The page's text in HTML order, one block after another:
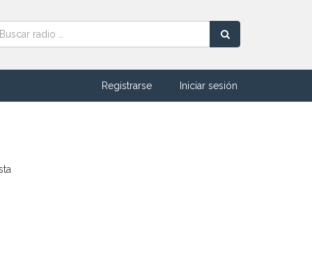
Registrarse Iniciar sesión